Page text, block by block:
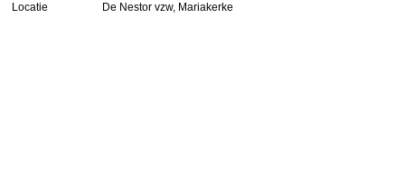
Locatie
De Nestor vzw, Mariakerke